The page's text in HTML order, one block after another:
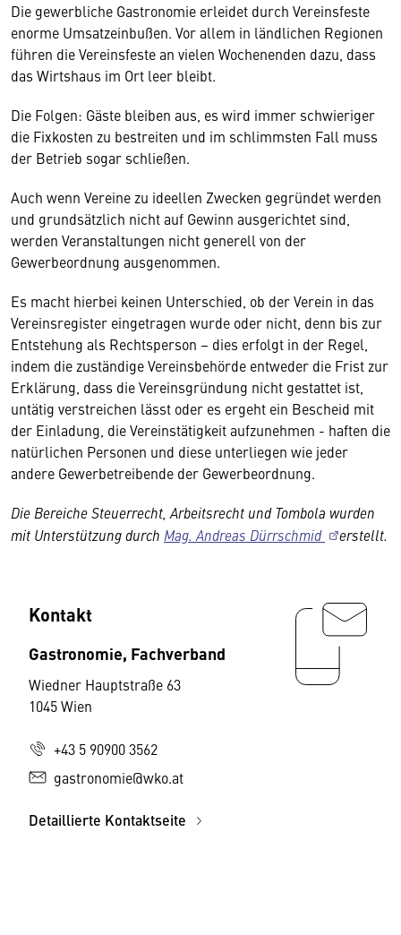
Die gewerbliche Gastronomie erleidet durch Vereinsfeste
enorme Umsatzeinbußen. Vor allem in ländlichen Regionen
führen die Vereinsfeste an vielen Wochenenden dazu, dass
das Wirtshaus im Ort leer bleibt.
Die Folgen: Gäste bleiben aus, es wird immer schwieriger
die Fixkosten zu bestreiten und im schlimmsten Fall muss
der Betrieb sogar schließen.
Auch wenn Vereine zu ideellen Zwecken gegründet werden
und grundsätzlich nicht auf Gewinn ausgerichtet sind,
werden Veranstaltungen nicht generell von der
Gewerbeordnung ausgenommen.
Es macht hierbei keinen Unterschied, ob der Verein in das
Vereinsregister eingetragen wurde oder nicht, denn bis zur
Entstehung als Rechtsperson – dies erfolgt in der Regel,
indem die zuständige Vereinsbehörde entweder die Frist zur
Erklärung, dass die Vereinsgründung nicht gestattet ist,
untätig verstreichen lässt oder es ergeht ein Bescheid mit
der Einladung, die Vereinstätigkeit aufzunehmen - haften die
natürlichen Personen und diese unterliegen wie jeder
andere Gewerbetreibende der Gewerbeordnung.
Die Bereiche Steuerrecht, Arbeitsrecht und Tombola wurden
mit Unterstützung durch Mag. Andreas Dürrschmid erstellt.
Kontakt
Gastronomie, Fachverband
Wiedner Hauptstraße 63
1045 Wien
+43 5 90900 3562
gastronomie@wko.at
Detaillierte Kontaktseite